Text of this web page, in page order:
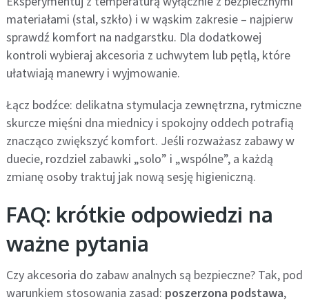
materiałami (stal, szkło) i w wąskim zakresie – najpierw
sprawdź komfort na nadgarstku. Dla dodatkowej
kontroli wybieraj akcesoria z uchwytem lub pętlą, które
ułatwiają manewry i wyjmowanie.
Łącz bodźce: delikatna stymulacja zewnętrzna, rytmiczne
skurcze mięśni dna miednicy i spokojny oddech potrafią
znacząco zwiększyć komfort. Jeśli rozważasz zabawy w
duecie, rozdziel zabawki „solo” i „wspólne”, a każdą
zmianę osoby traktuj jak nową sesję higieniczną.
FAQ: krótkie odpowiedzi na
ważne pytania
Czy akcesoria do zabaw analnych są bezpieczne? Tak, pod
warunkiem stosowania zasad: poszerzona podstawa,